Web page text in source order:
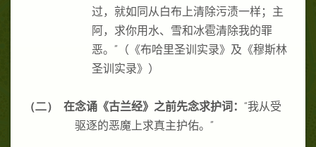
过，就如同从白布上清除污渍一样；主
阿，求你用水、雪和冰雹清除我的罪
恶。”（《布哈里圣训实录》及《穆斯林
圣训实录》）
（二） 在念诵《古兰经》之前先念求护词： “我从受
驱逐的恶魔上求真主护佑。”